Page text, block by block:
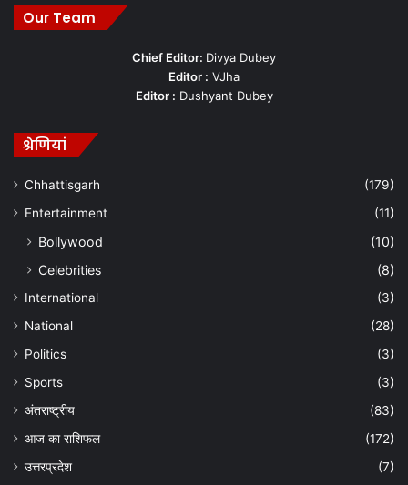
Our Team
Chief Editor: Divya Dubey
Editor : VJha
Editor : Dushyant Dubey
श्रेणियां
Chhattisgarh
(179)
Entertainment
(11)
Bollywood
(10)
Celebrities
(8)
International
(3)
National
(28)
Politics
(3)
Sports
(3)
अंतराष्ट्रीय
(83)
आज का राशिफल
(172)
उत्तरप्रदेश
(7)